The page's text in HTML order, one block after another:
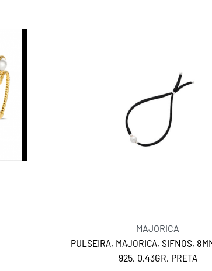
MAJORICA
PULSEIRA, MAJORICA, SIFNOS,
925, 0,43GR, PRETA
MANTENHA-SE EM CONTACTO